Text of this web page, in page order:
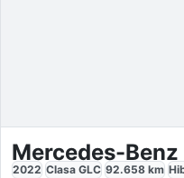
Mercedes-
2022 Clasa GLC 92.658 km